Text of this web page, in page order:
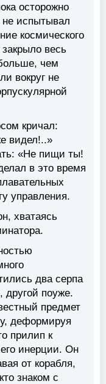
осторожно
испытывал
космического
весь
чем
вокруг не
кричал:
видел!..»
«Не пищи ты!
в это время
управления.
хватаясь
два серпа
поуже.
предмет
деформируя
прилип к
инерции. Он
от корабля,
знаком с